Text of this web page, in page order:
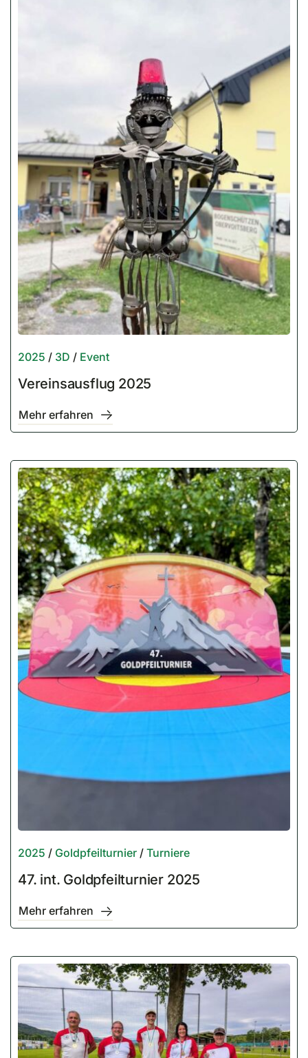
2021
2020
2025 / 3D / Event
Vereinsausflug 2025
Mehr erfahren
2025 / Goldpfeilturnier/ Turniere
47. int. Goldpfeilturnier 2025
Mehr erfahren